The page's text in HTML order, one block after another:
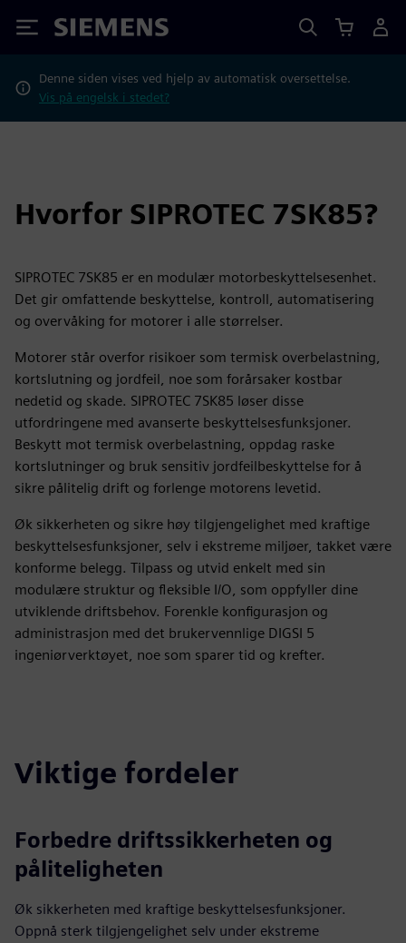
Siemens
Denne siden vises ved hjelp av automatisk oversettelse.
Vis på engelsk i stedet?
Hvorfor SIPROTEC 7SK85?
SIPROTEC 7SK85 er en modulær motorbeskyttelsesenhet.
Det gir omfattende beskyttelse, kontroll, automatisering
og overvåking for motorer i alle størrelser.
Motorer står overfor risikoer som termisk overbelastning,
kortslutning og jordfeil, noe som forårsaker kostbar
nedetid og skade. SIPROTEC 7SK85 løser disse
utfordringene med avanserte beskyttelsesfunksjoner.
Beskytt mot termisk overbelastning, oppdag raske
kortslutninger og bruk sensitiv jordfeilbeskyttelse for å
sikre pålitelig drift og forlenge motorens levetid.
Øk sikkerheten og sikre høy tilgjengelighet med kraftige
beskyttelsesfunksjoner, selv i ekstreme miljøer, takket være
konforme belegg. Tilpass og utvid enkelt med sin
modulære struktur og fleksible I/O, som oppfyller dine
utviklende driftsbehov. Forenkle konfigurasjon og
administrasjon med det brukervennlige DIGSI 5
ingeniørverktøyet, noe som sparer tid og krefter.
Viktige fordeler
Forbedre driftssikkerheten og
påliteligheten
Øk sikkerheten med kraftige beskyttelsesfunksjoner.
Oppnå sterk tilgjengelighet selv under ekstreme